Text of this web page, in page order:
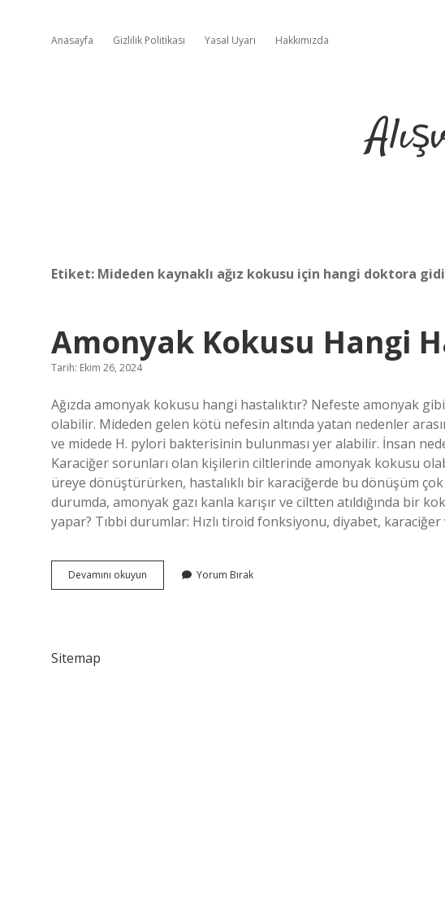
Anasayfa Gizlilik Politikası Yasal Uyarı Hakkımızda
Etiket: Mideden kaynaklı ağız kokusu için hangi doktora
Amonyak Kokusu Hangi
Tarih: Ekim 26, 2024
Ağızda amonyak kokusu hangi hastalıktır? Nefeste amonyak
olabilir. Mideden gelen kötü nefesin altında yatan nedenler
ve midede H. pylori bakterisinin bulunması yer alabilir. İnsan
Karaciğer sorunları olan kişilerin ciltlerinde amonyak kokusu
üreye dönüştürürken, hastalıklı bir karaciğerde bu dönüşüm
durumda, amonyak gazı kanla karışır ve ciltten atıldığında bir
yapar? Tıbbi durumlar: Hızlı tiroid fonksiyonu, diyabet,
Devamını okuyun Amonyak
Kokusu
Yorum Bırak
Sitemap